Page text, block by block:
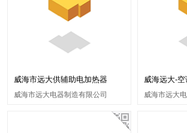
威海市远大供辅助电加热器
威海市远大电器制造有限公司
威海远大-
威海市远大